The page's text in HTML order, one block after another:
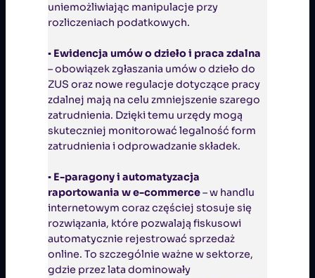
uniemożliwiając manipulacje przy
rozliczeniach podatkowych.
▪ Ewidencja umów o dzieło i praca zdalna
– obowiązek zgłaszania umów o dzieło do
ZUS oraz nowe regulacje dotyczące pracy
zdalnej mają na celu zmniejszenie szarego
zatrudnienia. Dzięki temu urzędy mogą
skuteczniej monitorować legalność form
zatrudnienia i odprowadzanie składek.
▪ E-paragony i automatyzacja
raportowania w e-commerce– w handlu
internetowym coraz częściej stosuje się
rozwiązania, które pozwalają fiskusowi
automatycznie rejestrować sprzedaż
online. To szczególnie ważne w sektorze,
gdzie przez lata dominowały